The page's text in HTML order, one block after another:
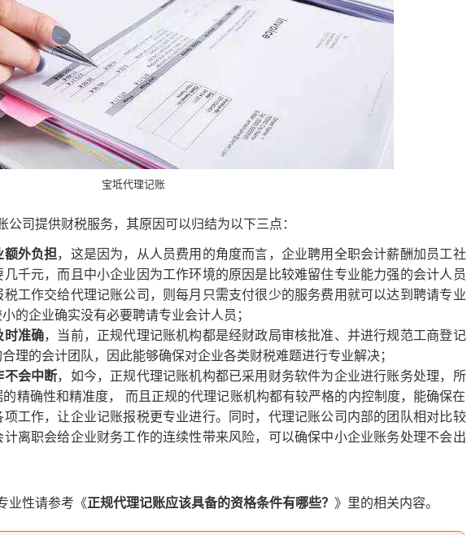
宝坻代理记账
司提供财税服务，其原因可以归结为以下三点：
额外负担，这是因为，从人员费用的角度而言，企业聘用全职会计薪酬加员工社
千元，而且中小企业因为工作环境的原因是比较难留住专业能力强的会计人员
工作交给代理记账公司，则每月只需支付很少的服务费用就可以达到聘请专业
的企业确实没有必要聘请专业会计人员；
时准确，当前，正规代理记账机构都是经财政局审核批准、并进行规范工商登记
理的会计团队，因此能够确保对企业各类财税难题进行专业解决；
不会中断，如今，正规代理记账机构都已采用财务软件为企业进行账务处理，所
精确性和精准度， 而且正规的代理记账机构都有较严格的内控制度，能确保在
工作，让企业记账报税更专业进行。同时，代理记账公司内部的团队相对比较
离职会给企业财务工作的连续性带来风险，可以确保中小企业账务处理不会出
业性请参考《正规代理记账应该具备的资格条件有哪些？ 》里的相关内容。